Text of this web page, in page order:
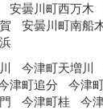
安曇川町西万木
安曇川町南船
今津町天増川
津町追分
今津
今津町桂
今